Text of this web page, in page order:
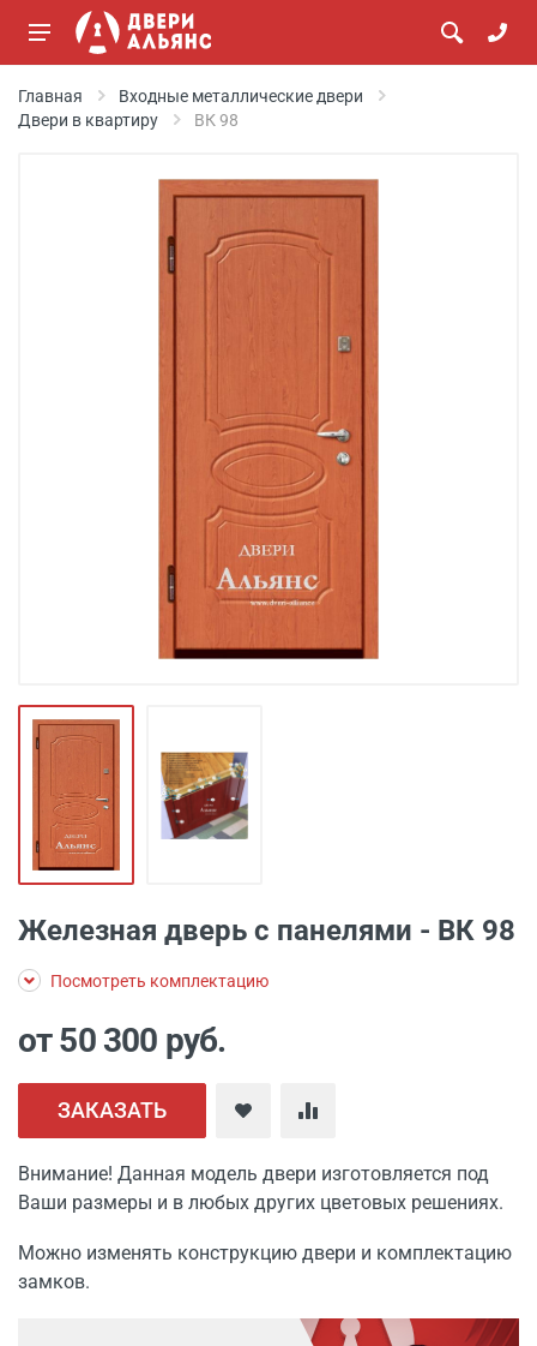
Главная
Входные металлические двери
Двери в квартиру
ВК 98
Железная дверь с панелями - ВК 98
Посмотреть комплектацию
от 50 300 руб.
ЗАКАЗАТЬ
Внимание! Данная модель двери изготовляется под
Ваши размеры и в любых других цветовых решениях.
Можно изменять конструкцию двери и комплектацию
замков.